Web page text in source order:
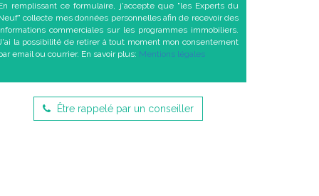
remplissant ce formulaire, j'accepte que "les Experts du
collecte mes données personnelles afin de recevoir des
commerciales sur les programmes immobiliers.
la possibilité de retirer à tout moment mon consentement
email ou courrier. En savoir plus: Mentions légales
Être rappelé par un conseiller